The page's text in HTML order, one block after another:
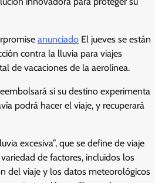
anunciado El jueves se están
contra la lluvia para viajes
de vacaciones de la aerolínea.
si su destino experimenta
podrá hacer el viaje, y recuperará
excesiva”, que se define de viaje
de factores, incluidos los
del viaje y los datos meteorológicos